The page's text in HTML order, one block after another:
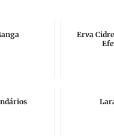
Erva